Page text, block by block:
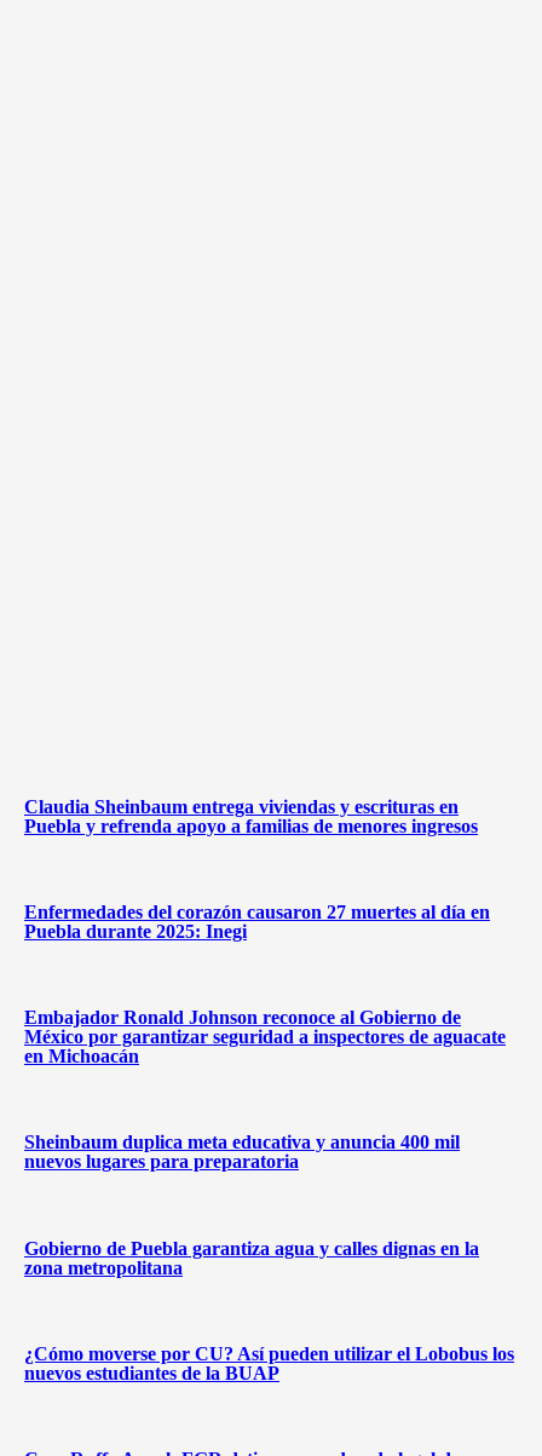
Claudia Sheinbaum entrega viviendas y escrituras en
Puebla y refrenda apoyo a familias de menores ingresos
Enfermedades del corazón causaron 27 muertes al día en
Puebla durante 2025: Inegi
Embajador Ronald Johnson reconoce al Gobierno de
México por garantizar seguridad a inspectores de aguacate
en Michoacán
Sheinbaum duplica meta educativa y anuncia 400 mil
nuevos lugares para preparatoria
Gobierno de Puebla garantiza agua y calles dignas en la
zona metropolitana
¿Cómo moverse por CU? Así pueden utilizar el Lobobus los
nuevos estudiantes de la BUAP